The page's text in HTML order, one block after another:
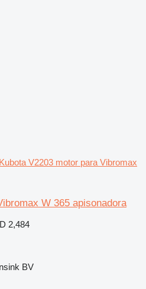
Kubota V2203 motor para Vibromax
W 365 apisonadora
2,484
BV